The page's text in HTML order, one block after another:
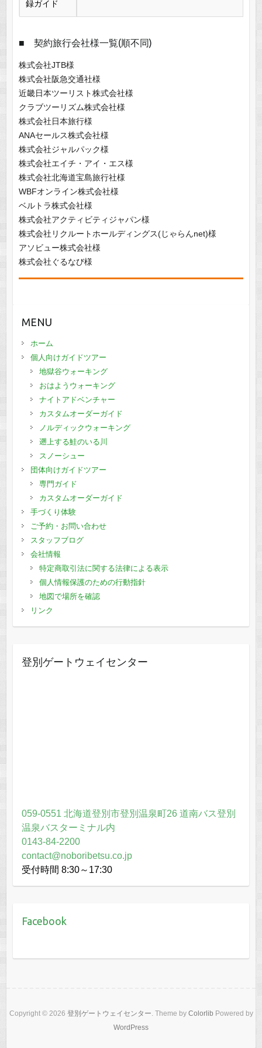
録ガイド
■ 契約旅行会社様一覧(順不同)
株式会社JTB様
株式会社阪急交通社様
近畿日本ツーリスト株式会社様
クラブツーリズム株式会社様
株式会社日本旅行様
ANAセールス株式会社様
株式会社ジャルパック様
株式会社エイチ・アイ・エス様
株式会社北海道宝島旅行社様
WBFオンライン株式会社様
ベルトラ株式会社様
株式会社アクティビティジャパン様
株式会社リクルートホールディングス(じゃらんnet)様
アソビュー株式会社様
株式会社ぐるなび様
MENU
ホーム
個人向けガイドツアー
地獄谷ウォーキング
おはようウォーキング
ナイトアドベンチャー
カスタムオーダーガイド
ノルディックウォーキング
遡上する鮭のいる川
スノーシュー
団体向けガイドツアー
専門ガイド
カスタムオーダーガイド
手づくり体験
ご予約・お問い合わせ
スタッフブログ
会社情報
特定商取引法に関する法律による表示
個人情報保護のための行動指針
地図で場所を確認
リンク
登別ゲートウェイセンター
059-0551 北海道登別市登別温泉町26 道南バス登別
温泉バスターミナル内
0143-84-2200
contact@noboribetsu.co.jp
受付時間 8:30～17:30
Facebook
Copyright © 2026 登別ゲートウェイセンター. Theme by Colorlib Powered by
WordPress